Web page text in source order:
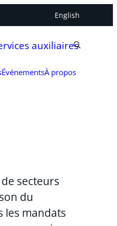
English
auxiliaires
ÉvénementsÀ propos
secteurs
du
les mandats